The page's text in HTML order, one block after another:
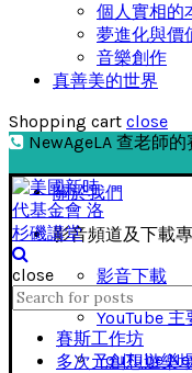
個人實相的
夢進化與價
音樂創作
真善美的世界
Shopping cart close
NewAgeLA 查老師
關於我們
影音頻道及下載
影音下載
YouTube 主
YouTube
close
Search
for:
賽斯工作坊
多次元創想遊樂